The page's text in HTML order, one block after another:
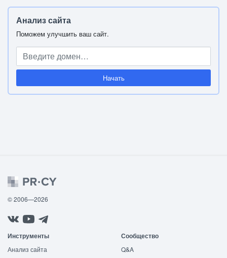
Анализ сайта
Поможем улучшить ваш сайт.
Начать
© 2006—2026
Инструменты
Анализ сайта
Сообщество
Q&A